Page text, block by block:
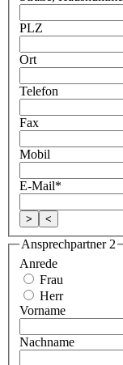
PLZ
Ort
Telefon
Fax
Mobil
E-Mail*
> <
Ansprechpartner 2
Anrede
Frau
Herr
Vorname
Nachname